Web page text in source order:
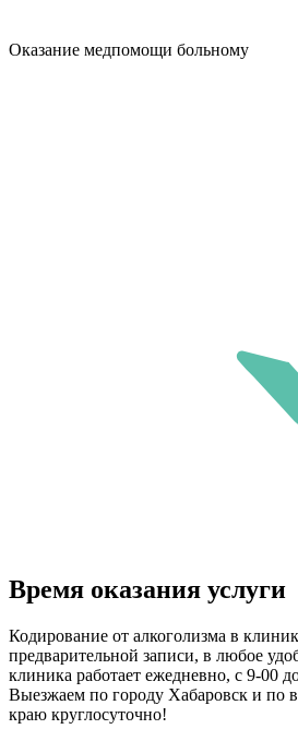
Оказание медпомощи больному
Время оказания услуги
Кодирование от алкоголизма в
предварительной записи, в любое
клиника работает ежедневно, с 9-00
Выезжаем по городу Хабаровск и по
краю круглосуточно!